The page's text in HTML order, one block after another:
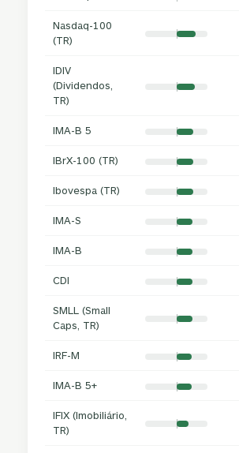
Nasdaq-100
(TR)
IDIV
(Dividendos,
TR)
IMA-B 5
IBrX-100 (TR)
Ibovespa (TR)
IMA-S
IMA-B
CDI
SMLL (Small
Caps, TR)
IRF-M
IMA-B 5+
IFIX (Imobiliário,
TR)